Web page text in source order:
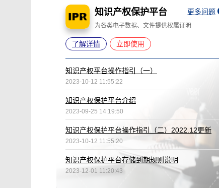
知识产权保护平台 更多问题
为各类电子数据、文件提供权属证明
了解详情 立即使用
知识产权平台操作指引（一）
2023-10-12 11:55:22
知识产权保护平台介绍
2023-09-25 14:19:50
知识产权保护平台操作指引（二）2022.12更新
2023-10-12 11:55:20
知识产权保护平台存储到期规则说明
2023-12-01 11:20:43